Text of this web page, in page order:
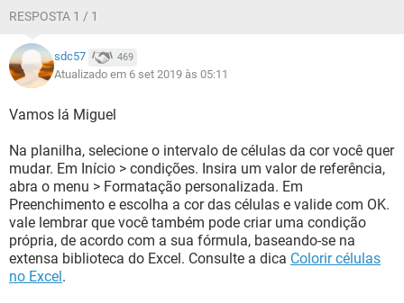
RESPOSTA 1 / 1
sdc57 469
Atualizado em 6 set 2019 às 05:11
Vamos lá Miguel
Na planilha, selecione o intervalo de células da cor você quer
mudar. Em Início > condições. Insira um valor de referência,
abra o menu > Formatação personalizada. Em
Preenchimento e escolha a cor das células e valide com OK.
vale lembrar que você também pode criar uma condição
própria, de acordo com a sua fórmula, baseando-se na
extensa biblioteca do Excel. Consulte a dica Colorir células
no Excel.